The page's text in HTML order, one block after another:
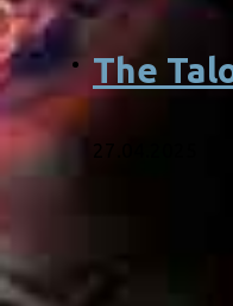
The
27.04.2025